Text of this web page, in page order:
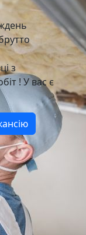
з
! У вас є